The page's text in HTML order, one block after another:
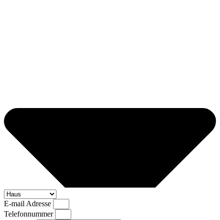
E-mail Adresse
Telefonnummer